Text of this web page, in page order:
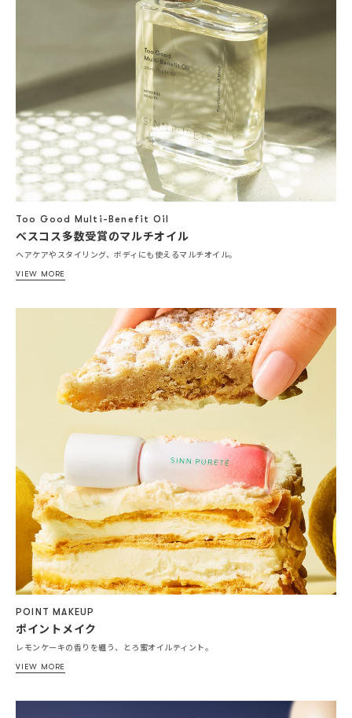
Too Good Multi-Benefit Oil
ベスコス多数受賞のマルチオイル
ヘアケアやスタイリング、ボディにも使えるマルチオイル。
VIEW MORE
POINT MAKEUP
ポイントメイク
レモンケーキの香りを纏う、とろ蜜オイルティント。
VIEW MORE